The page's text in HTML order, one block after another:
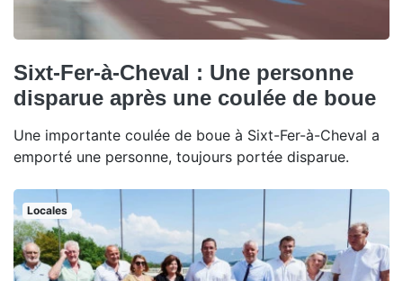
Sixt-Fer-à-Cheval : Une personne
disparue après une coulée de boue
Une importante coulée de boue à Sixt-Fer-à-Cheval a
emporté une personne, toujours portée disparue.
Locales